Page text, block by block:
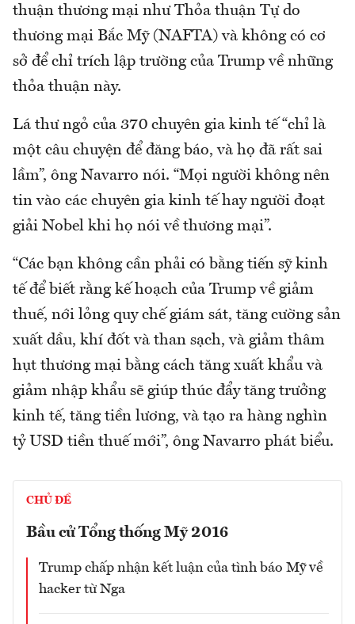
thuận thương mại như Thỏa thuận Tự do
thương mại Bắc Mỹ (NAFTA) và không có cơ
sở để chỉ trích lập trường của Trump về những
thỏa thuận này.
Lá thư ngỏ của 370 chuyên gia kinh tế “chỉ là
một câu chuyện để đăng báo, và họ đã rất sai
lầm”, ông Navarro nói. “Mọi người không nên
tin vào các chuyên gia kinh tế hay người đoạt
giải Nobel khi họ nói về thương mại”.
“Các bạn không cần phải có bằng tiến sỹ kinh
tế để biết rằng kế hoạch của Trump về giảm
thuế, nới lỏng quy chế giám sát, tăng cường sản
xuất dầu, khí đốt và than sạch, và giảm thâm
hụt thương mại bằng cách tăng xuất khẩu và
giảm nhập khẩu sẽ giúp thúc đẩy tăng trưởng
kinh tế, tăng tiền lương, và tạo ra hàng nghìn
tỷ USD tiền thuế mới”, ông Navarro phát biểu.
CHỦ ĐỀ
Bầu cử Tổng thống Mỹ 2016
Trump chấp nhận kết luận của tình báo Mỹ về
hacker từ Nga